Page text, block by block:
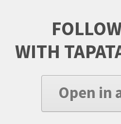
WITH
Open in